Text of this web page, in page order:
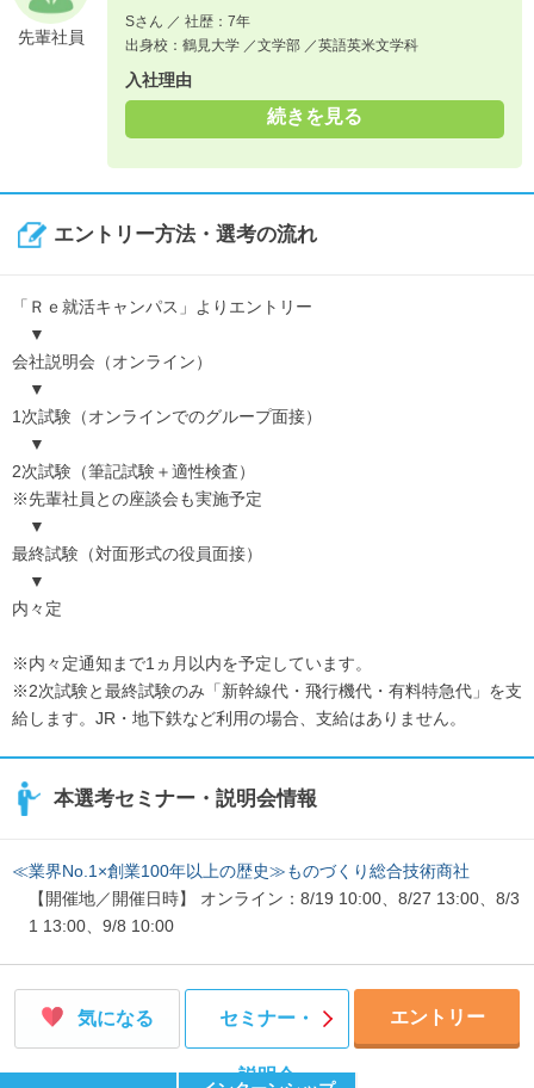
先輩社員
Sさん ／ 社歴：7年
出身校：鶴見大学 ／文学部 ／英語英米文学科
入社理由
続きを見る
エントリー方法・選考の流れ
「Ｒｅ就活キャンパス」よりエントリー
▼
会社説明会（オンライン）
▼
1次試験（オンラインでのグループ面接）
▼
2次試験（筆記試験＋適性検査）
※先輩社員との座談会も実施予定
▼
最終試験（対面形式の役員面接）
▼
内々定
※内々定通知まで1ヵ月以内を予定しています。
※2次試験と最終試験のみ「新幹線代・飛行機代・有料特急代」を支
給します。JR・地下鉄など利用の場合、支給はありません。
本選考セミナー・説明会情報
≪業界No.1×創業100年以上の歴史≫ものづくり総合技術商社
【開催地／開催日時】 オンライン：8/19 10:00、8/27 13:00、8/3
1 13:00、9/8 10:00
気になる セミナー・
説明会
エントリー